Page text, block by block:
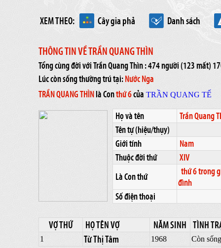
XEM THEO: Cây gia phả Danh sách
THÔNG TIN VỀ TRẦN QUANG THÌN
Tổng cùng đời với Trần Quang Thìn : 474 người (123 mất)
Lúc còn sống thường trú tại:Nước Nga
TRẦN QUANG THÌNlà Conthứ 6của TRẦN QUANG TẾ
Họ và tên
Trần Quang
Tên tự (hiệu/thụy)
Giới tính
Nam
Thuộc đời thứ
XIV
Là Con thứ
thứ 6 trong
đình
Số điện thoại
VỢ THỨ HỌ TÊN VỢ NĂM SINH TÌNH
1 Từ Thị Tâm 1968 Còn sống